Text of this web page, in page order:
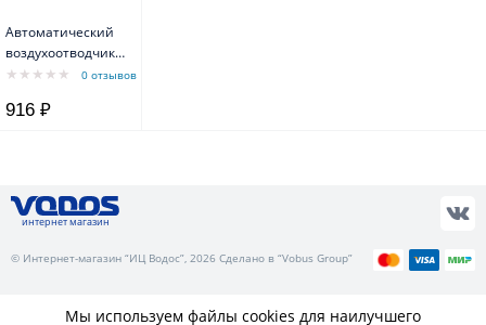
Автоматический
воздухоотводчик
STOUT SVS-0011-
подключение,
0 отзывов
916 ₽
интернет магазин
© Интернет-магазин “ИЦ Водос”, 2026 Сделано в “Vobus Group”
Мы используем файлы cookies для наилучшего